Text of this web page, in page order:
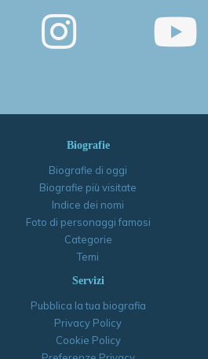
Biografie
Biografie di oggi
Biografie più visitate
Indice dei nomi
Foto di personaggi famosi
Categorie
Temi
Servizi
Pubblica la tua biografia
Privacy Policy
Cookie Policy